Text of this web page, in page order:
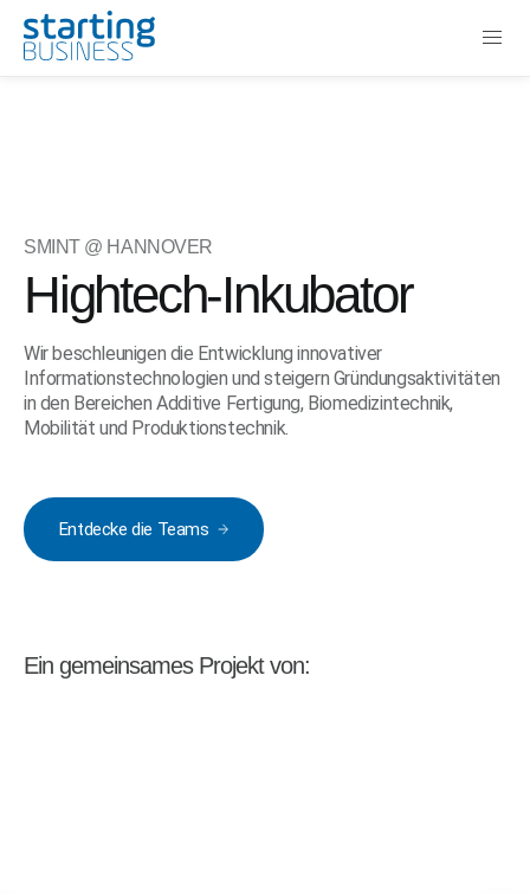
SMINT @ HANNOVER
Hightech-Inkubator
Wir beschleunigen die Entwicklung innovativer
Informationstechnologien und steigern Gründungsaktivitäten
in den Bereichen Additive Fertigung, Biomedizintechnik,
Mobilität und Produktionstechnik.
Entdecke die Teams
Ein gemeinsames Projekt von: